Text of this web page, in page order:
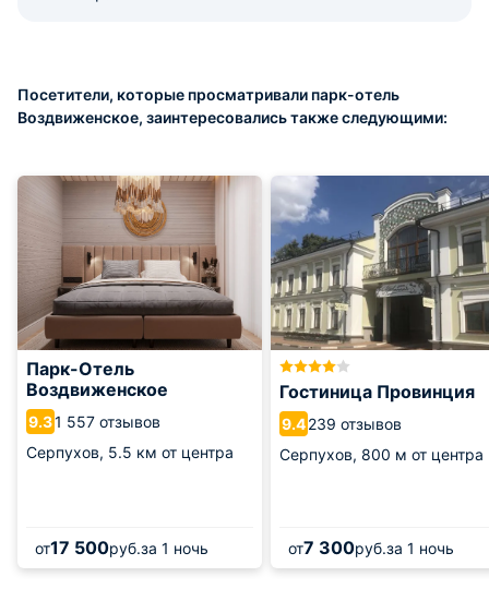
Посетители, которые просматривали парк-отель
Воздвиженское, заинтересовались также следующими:
Парк-Отель
Воздвиженское
9.31 557 отзывов
Серпухов, 5.5 км от центра
от17 500руб.за 1 ночь
Гостиница Провинция
9.4239 отзывов
Серпухов, 800 м от центра
от7 300руб.за 1 ночь